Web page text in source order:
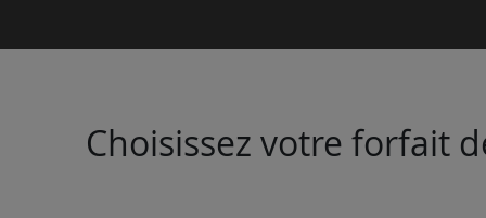
Choisissez votre forfait